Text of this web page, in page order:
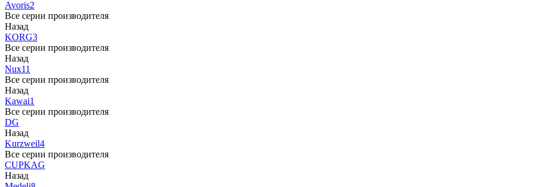
Avoris2
Все серии производителя
Назад
KORG3
Все серии производителя
Назад
Nux11
Все серии производителя
Назад
Kawai1
Все серии производителя
DG
Назад
Kurzweil4
Все серии производителя
CUPKAG
Назад